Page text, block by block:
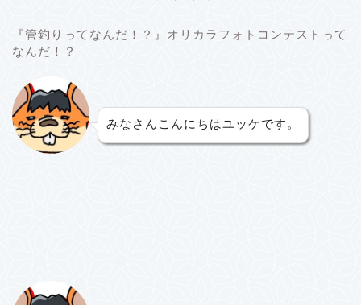
『管釣りってなんだ！？』オリカラフォトコンテストって
なんだ！？
みなさんこんにちはユッケです。